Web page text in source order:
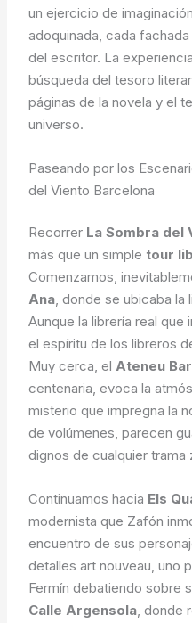
un ejercicio de
adoquinada, cada
del escritor. La
búsqueda del tesoro
páginas de la novela y el
universo.
Paseando por los
del Viento Barcelona
Recorrer La Sombra del
más que un simple tour
Comenzamos,
Ana, donde se ubicaba la
Aunque la librería real
el espíritu de los libreros
Muy cerca, el Ateneu
centenaria, evoca la
misterio que impregna la
de volúmenes, parecen
dignos de cualquier trama
Continuamos hacia Els
modernista que Zafón
encuentro de sus
detalles art nouveau, uno
Fermín debatiendo sobre
Calle Argensola, donde